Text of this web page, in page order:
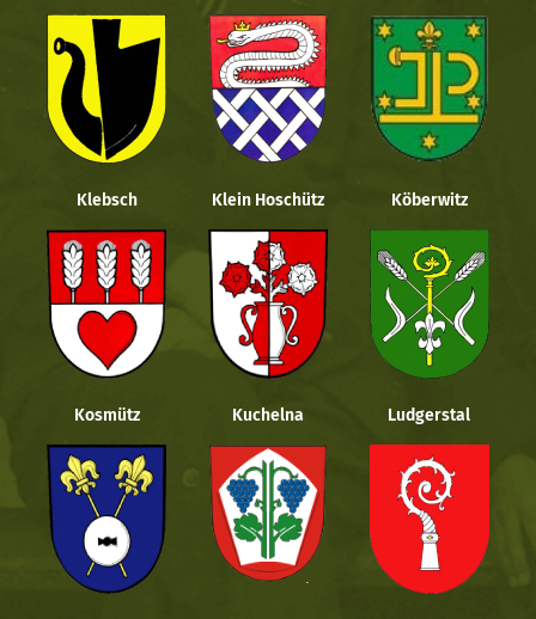
Klebsch Klein Hoschütz Köberwitz
Kosmütz Kuchelna Ludgerstal